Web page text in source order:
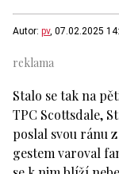
Autor: pv, 07.02.2025
Stalo se tak na
TPC Scottsdale,
poslal svou ránu
gestem varoval